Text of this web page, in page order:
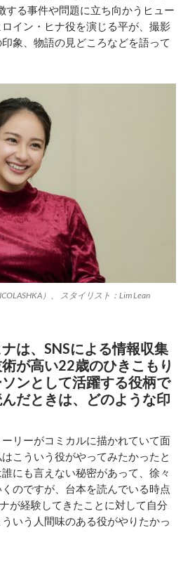
する事件や問題に立ち向かうヒュー
イン・ヒナ役を演じる平が、撮影
象、物語の見どころなどを語って
）、 スタイリスト：Lim Lean
は、SNSによる情報収集
が高い22歳のひきこもり
ンとして活躍する役柄で
だときは、どのような印
リーがコミカルに描かれていて面
こういう役がやってみたかったと
にも言えない秘密があって、徐々
のですが、台本を読んでいる時点
が経験してきたことに対して自分
いう人間味のある役がやりたかっ